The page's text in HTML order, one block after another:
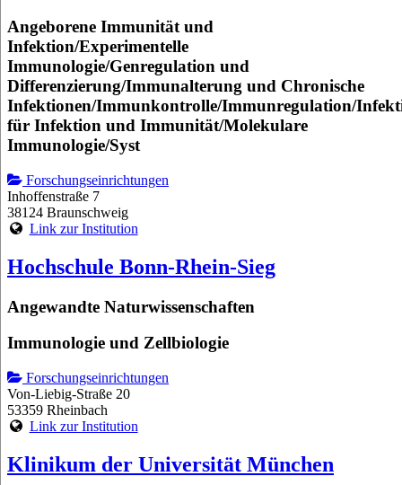
Angeborene Immunität und
Infektion/Experimentelle
Immunologie/Genregulation und
Differenzierung/Immunalterung und Chronische
Infektionen/Immunkontrolle/Immunregulation/
für Infektion und Immunität/Molekulare
Immunologie/Syst
Forschungseinrichtungen
Inhoffenstraße 7
38124 Braunschweig
Link zur Institution
Hochschule Bonn-Rhein-Sieg
Angewandte Naturwissenschaften
Immunologie und Zellbiologie
Forschungseinrichtungen
Von-Liebig-Straße 20
53359 Rheinbach
Link zur Institution
Klinikum der Universität München